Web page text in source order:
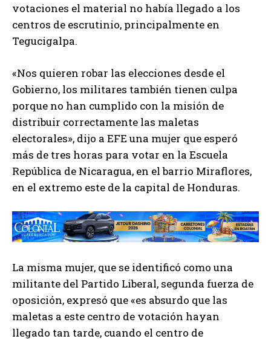
votaciones el material no había llegado a los
centros de escrutinio, principalmente en
Tegucigalpa.
«Nos quieren robar las elecciones desde el
Gobierno, los militares también tienen culpa
porque no han cumplido con la misión de
distribuir correctamente las maletas
electorales», dijo a EFE una mujer que esperó
más de tres horas para votar en la Escuela
República de Nicaragua, en el barrio Miraflores,
en el extremo este de la capital de Honduras.
La misma mujer, que se identificó como una
militante del Partido Liberal, segunda fuerza de
oposición, expresó que «es absurdo que las
maletas a este centro de votación hayan
llegado tan tarde, cuando el centro de